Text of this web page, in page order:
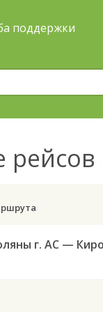
поддержки
рейсов